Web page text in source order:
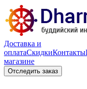
Доставка и
оплатаСкидкиКонтакты
магазине
Отследить заказ